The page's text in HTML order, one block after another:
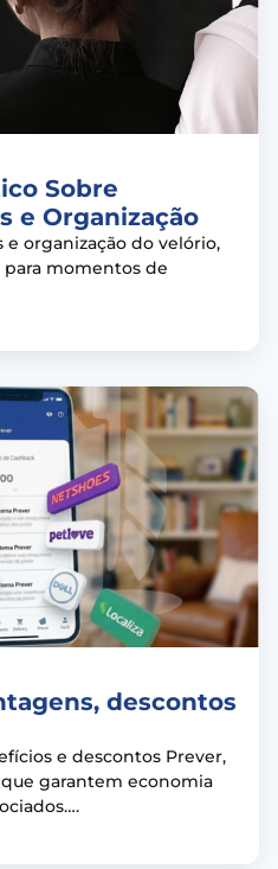
Sobre
e Organização
e organização do velório,
momentos de
descontos
e descontos Prever,
garantem economia